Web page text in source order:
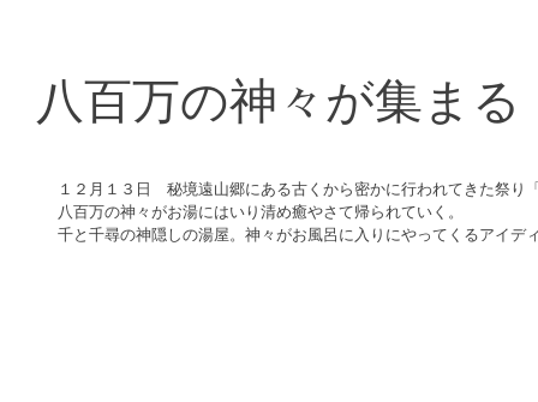
八百万の神々が集まる
１２月１３日　秘境遠山郷にある古くから密かに行われてきた祭り
八百万の神々がお湯にはいり清め癒やさて帰られていく。
千と千尋の神隠しの湯屋。神々がお風呂に入りにやってくるアイデ